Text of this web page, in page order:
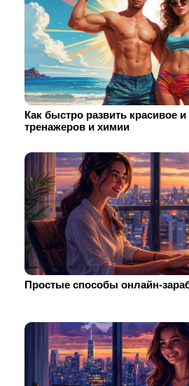
Как быстро развить красивое
тренажеров и химии
Простые способы онлайн-